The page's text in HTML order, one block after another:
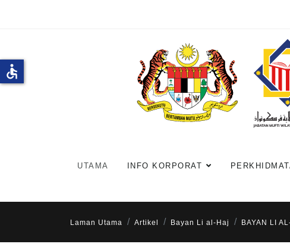
UTAMA INFO KORPORAT
Laman Utama Artikel Bayan Li al-Haj BAYAN LI
accessible